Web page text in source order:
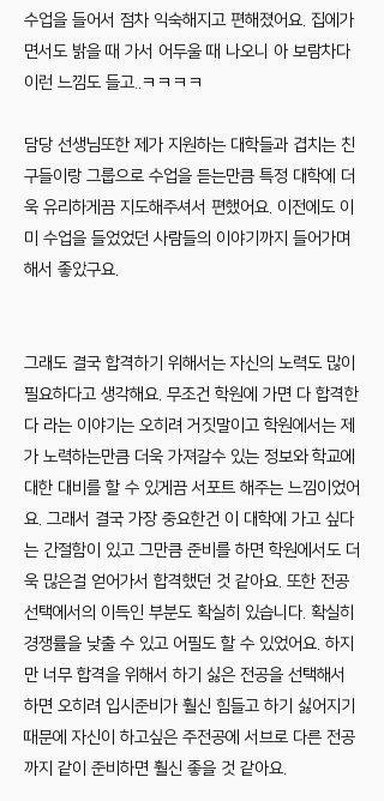
수업을 들어서 점차 익숙해지고 편해졌어요. 집에가
면서도 밝을 때 가서 어두울 때 나오니 아 보람차다
이런 느낌도 들고..ㅋㅋㅋㅋ
담당 선생님또한 제가 지원하는 대학들과 겹치는 친
구들이랑 그룹으로 수업을 듣는만큼 특정 대학에 더
욱 유리하게끔 지도해주셔서 편했어요. 이전에도 이
미 수업을 들었었던 사람들의 이야기까지 들어가며
해서 좋았구요.
그래도 결국 합격하기 위해서는 자신의 노력도 많이
필요하다고 생각해요. 무조건 학원에 가면 다 합격한
다 라는 이야기는 오히려 거짓말이고 학원에서는 제
가 노력하는만큼 더욱 가져갈수 있는 정보와 학교에
대한 대비를 할 수 있게끔 서포트 해주는 느낌이었어
요. 그래서 결국 가장 중요한건 이 대학에 가고 싶다
는 간절함이 있고 그만큼 준비를 하면 학원에서도 더
욱 많은걸 얻어가서 합격했던 것 같아요. 또한 전공
선택에서의 이득인 부분도 확실히 있습니다. 확실히
경쟁률을 낮출 수 있고 어필도 할 수 있었어요. 하지
만 너무 합격을 위해서 하기 싫은 전공을 선택해서
하면 오히려 입시준비가 훨신 힘들고 하기 싫어지기
때문에 자신이 하고싶은 주전공에 서브로 다른 전공
까지 같이 준비하면 훨신 좋을 것 같아요.